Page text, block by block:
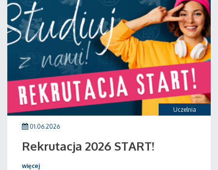
Uczelnia
01.06.2026
Rekrutacja 2026 START!
więcej